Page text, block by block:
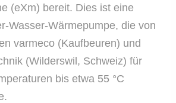
(eXm) bereit. Dies ist eine
Wasser-Wärmepumpe, die von
varmeco (Kaufbeuren) und
(Wilderswil, Schweiz) für
bis etwa 55 °C